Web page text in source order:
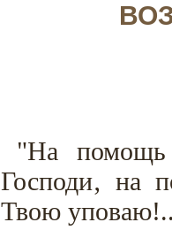
"На помощь
Господи‚ на
Твою